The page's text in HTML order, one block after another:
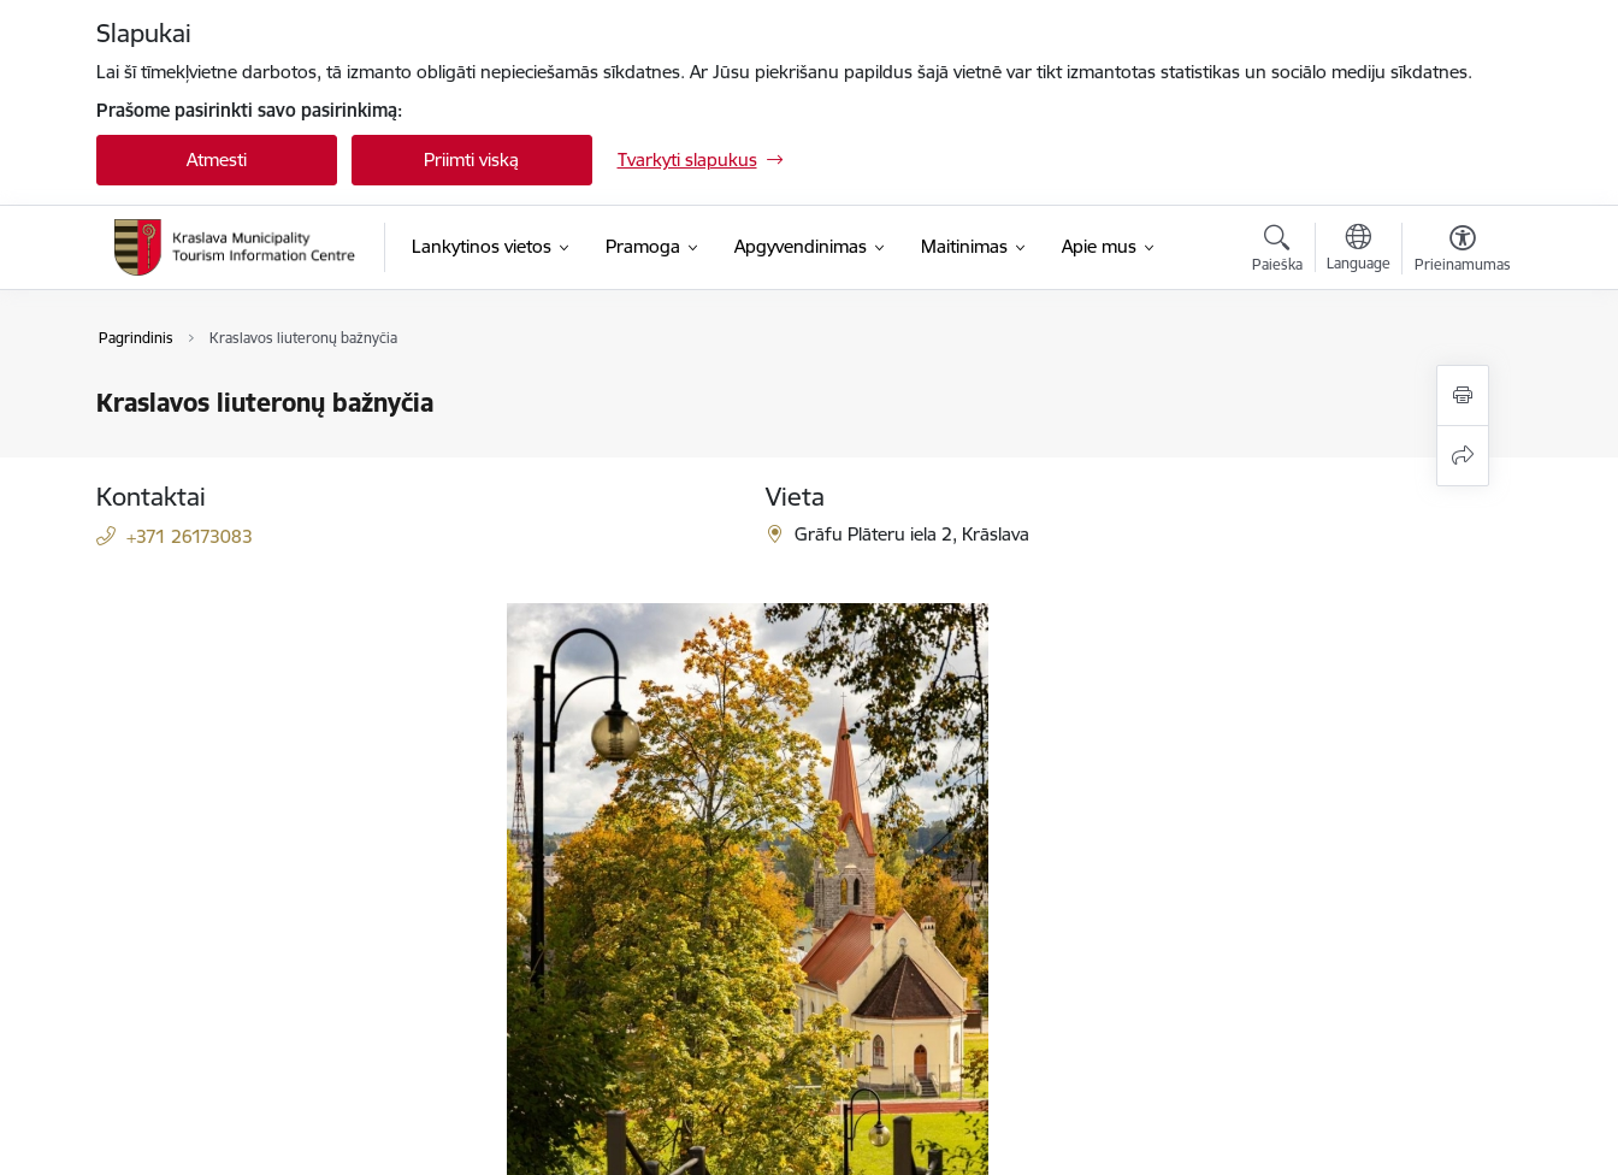
Slapukai
Lai šī tīmekļvietne darbotos, tā izmanto obligāti nepieciešamās sīkdatnes. Ar Jūsu piekrišanu papildus šajā vietnē var tikt izmantotas statistikas un sociālo mediju sīkdatnes.
Prašome pasirinkti savo pasirinkimą:
Atmesti Priimti viską Tvarkyti slapukus
Lankytinos vietos Pramoga Apgyvendinimas Maitinimas Apie mus
Paieška Language Prieinamumas
Pagrindinis Kraslavos liuteronų bažnyčia
Kraslavos liuteronų bažnyčia
Kontaktai
+371 26173083
Vieta
Grāfu Plāteru iela 2, Krāslava